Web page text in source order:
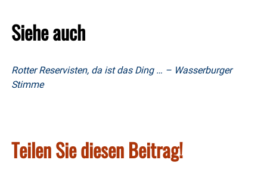
Siehe auch
Rotter Reservisten, da ist das Ding … – Wasserburger
Stimme
Teilen Sie diesen Beitrag!